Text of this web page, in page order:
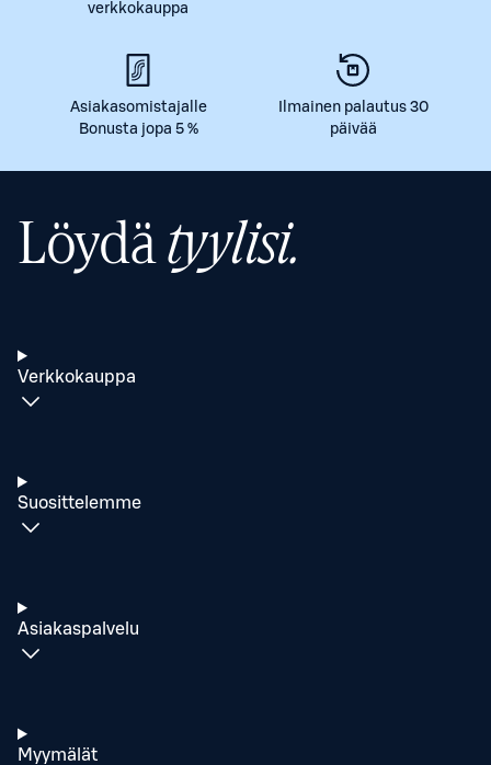
verkkokauppa
Asiakasomistajalle
Bonusta jopa 5 %
Ilmainen palautus 30
päivää
Löydätyylisi.
Verkkokauppa
Suosittelemme
Asiakaspalvelu
Myymälät